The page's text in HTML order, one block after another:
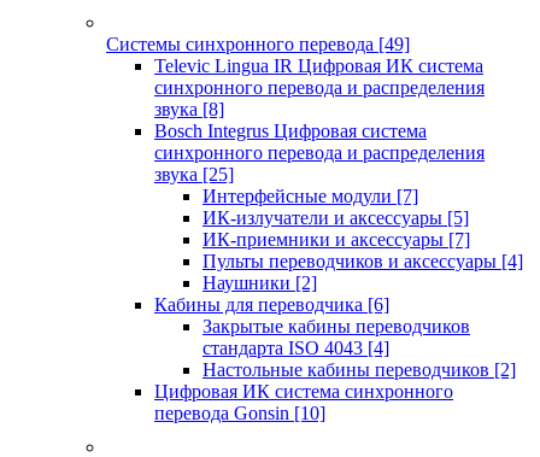
Системы синхронного перевода [49]
Televic Lingua IR Цифровая ИК система
синхронного перевода и распределения
звука [8]
Bosch Integrus Цифровая система
синхронного перевода и распределения
звука [25]
Интерфейсные модули [7]
ИК-излучатели и аксессуары [5]
ИК-приемники и аксессуары [7]
Пульты переводчиков и аксессуары [4]
Наушники [2]
Кабины для переводчика [6]
Закрытые кабины переводчиков
стандарта ISO 4043 [4]
Настольные кабины переводчиков [2]
Цифровая ИК система синхронного
перевода Gonsin [10]